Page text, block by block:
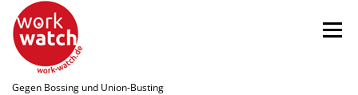
Inhalt
springen
Gegen Bossing und Union-Busting
Menü